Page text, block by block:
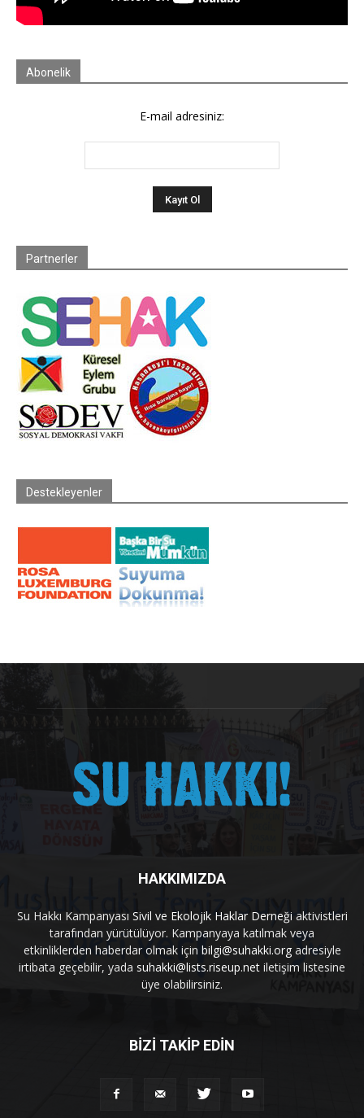
Abonelik
E-mail adresiniz:
Partnerler
Destekleyenler
HAKKIMIZDA
Su Hakkı Kampanyası Sivil ve Ekolojik Haklar Derneği aktivistleri
tarafından yürütülüyor. Kampanyaya katılmak veya
etkinliklerden haberdar olmak için bilgi@suhakki.orgadresiyle
irtibata geçebilir, yada suhakki@lists.riseup.net iletişim listesine
üye olabilirsiniz.
BİZİ TAKİP EDİN